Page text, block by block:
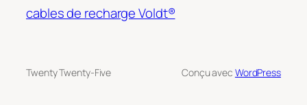
cables de recharge Voldt®
Twenty Twenty-Five Conçu avec WordPress